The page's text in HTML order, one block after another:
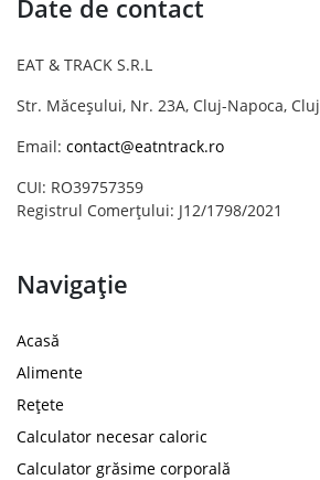
Date de contact
EAT & TRACK S.R.L
Str. Măceșului, Nr. 23A, Cluj-Napoca, Cluj
Email: contact@eatntrack.ro
CUI: RO39757359
Registrul Comerțului: J12/1798/2021
Navigație
Acasă
Alimente
Rețete
Calculator necesar caloric
Calculator grăsime corporală